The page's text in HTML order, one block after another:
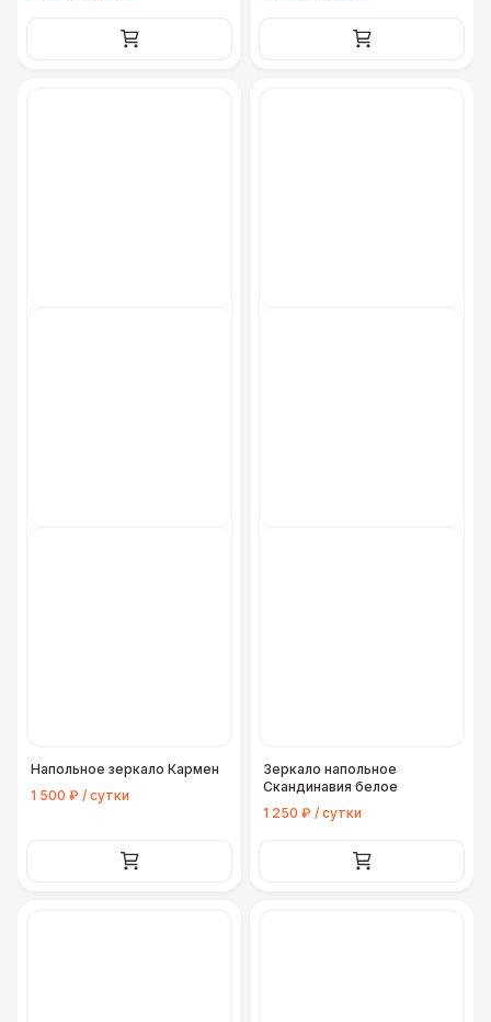
Напольное зеркало Кармен
1 500 ₽ / сутки
Зеркало напольное
Скандинавия белое
1 250 ₽ / сутки